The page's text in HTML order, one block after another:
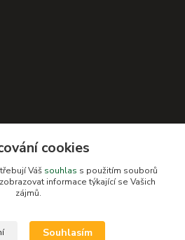
cookies
Váš souhlas s použitím souborů
informace týkající se Vašich
zájmů.
Souhlasím